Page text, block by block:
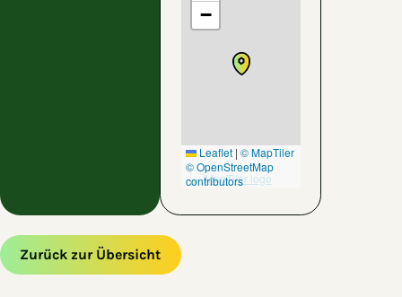
−
Leaflet | © MapTiler
© OpenStreetMap
contributors
Zurück zur Übersicht